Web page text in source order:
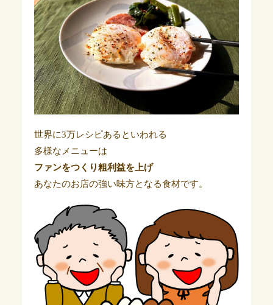
世界に3万レシピあるといわれる
多様なメニューは
ファンをつくり粗利益を上げ
あなたのお店の強い味方となる食材です。